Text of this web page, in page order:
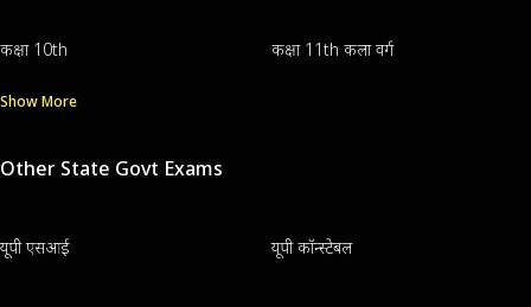
कक्षा 10th कक्षा 11th कला वर्ग
Show More
Other State Govt Exams
यूपी एसआई यूपी कॉन्स्टेबल